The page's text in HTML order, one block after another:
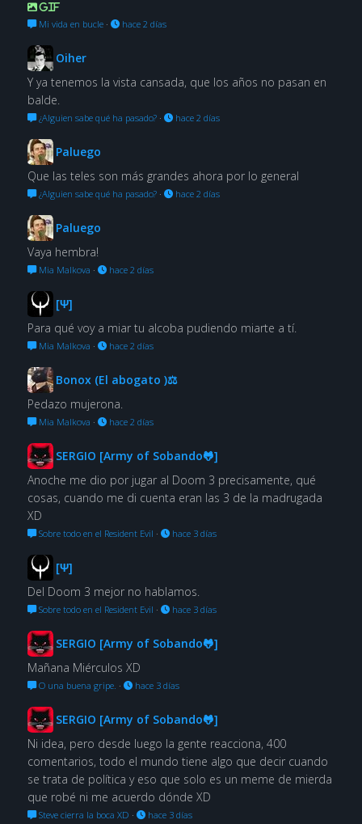
GIF
Mi vida en bucle· hace 2 días
Oiher
Y ya tenemos la vista cansada, que los años no pasan en
balde.
¿Alguien sabe qué ha pasado?· hace 2 días
Paluego
Que las teles son más grandes ahora por lo general
¿Alguien sabe qué ha pasado?· hace 2 días
Paluego
Vaya hembra!
Mia Malkova · hace 2 días
[Ψ]
Para qué voy a miar tu alcoba pudiendo miarte a tí.
Mia Malkova · hace 2 días
Bonox (El abogato )⚖
Pedazo mujerona.
Mia Malkova · hace 2 días
SERGIO [Army of Sobando🐸]
Anoche me dio por jugar al Doom 3 precisamente, qué
cosas, cuando me di cuenta eran las 3 de la madrugada
XD
Sobre todo en el Resident Evil · hace 3 días
[Ψ]
Del Doom 3 mejor no hablamos.
Sobre todo en el Resident Evil · hace 3 días
SERGIO [Army of Sobando🐸]
Mañana Miérculos XD
O una buena gripe. · hace 3 días
SERGIO [Army of Sobando🐸]
Ni idea, pero desde luego la gente reacciona, 400
comentarios, todo el mundo tiene algo que decir cuando
se trata de política y eso que solo es un meme de mierda
que robé ni me acuerdo dónde XD
Steve cierra la boca XD · hace 3 días